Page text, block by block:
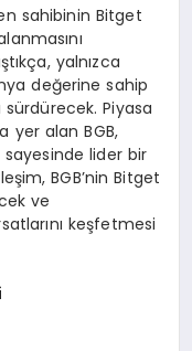
sahibinin Bitget
yalnızca
değerine sahip
sürdürecek. Piyasa
yer alan BGB,
lider bir
BGB’nin Bitget
ve
keşfetmesi